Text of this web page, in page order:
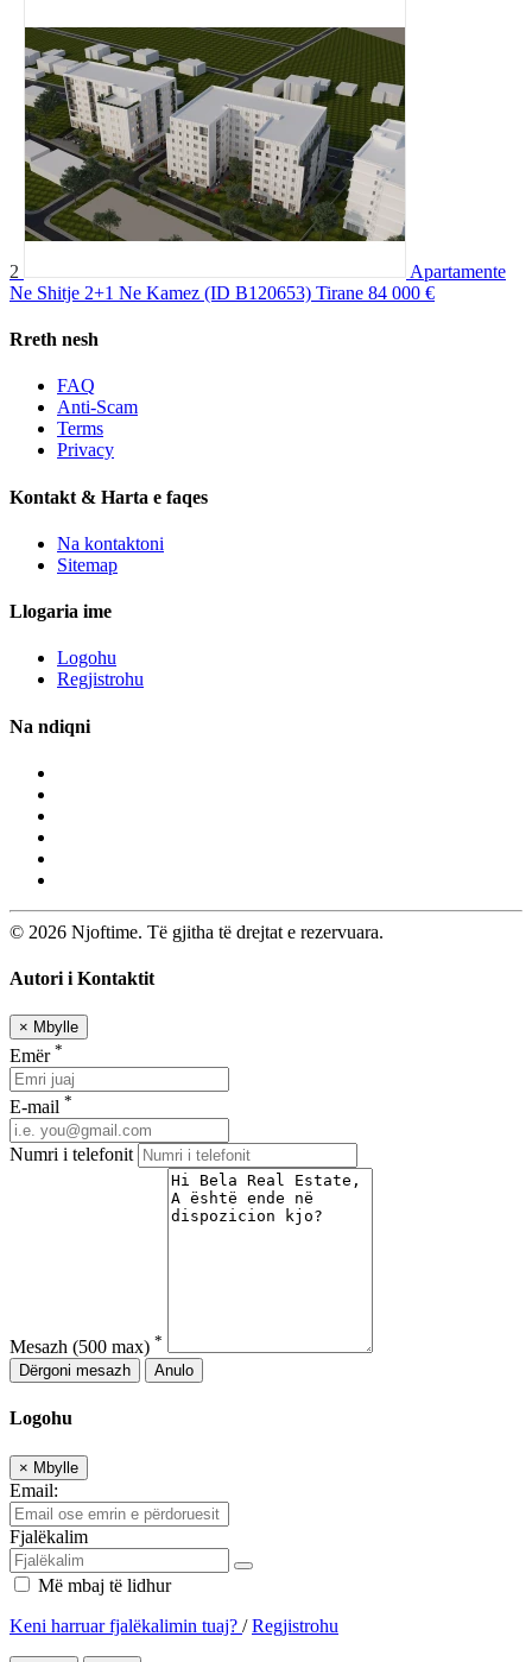
2
Apartamente
Ne Shitje 2+1 Ne Kamez (ID B120653) Tirane 84 000 €
Rreth nesh
FAQ
Anti-Scam
Terms
Privacy
Kontakt & Harta e faqes
Na kontaktoni
Sitemap
Llogaria ime
Logohu
Regjistrohu
Na ndiqni
© 2026 Njoftime. Të gjitha të drejtat e rezervuara.
Autori i Kontaktit
× Mbylle
Emër *
E-mail *
Numri i telefonit
Mesazh (500 max) *
Dërgoni mesazh
Anulo
Logohu
× Mbylle
Email:
Fjalëkalim
Më mbaj të lidhur
Keni harruar fjalëkalimin tuaj? /Regjistrohu